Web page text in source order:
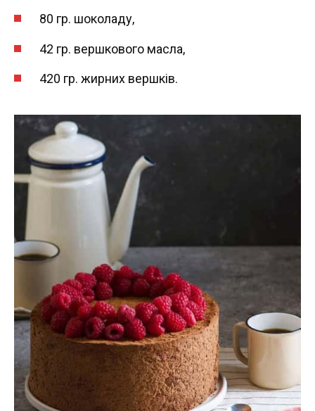
80 гр. шоколаду,
42 гр. вершкового масла,
420 гр. жирних вершків.